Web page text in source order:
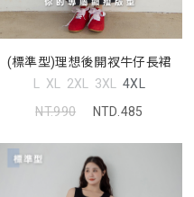
(標準型)理想後開衩牛仔長裙
L XL 2XL 3XL 4XL
NT.990
NTD.485